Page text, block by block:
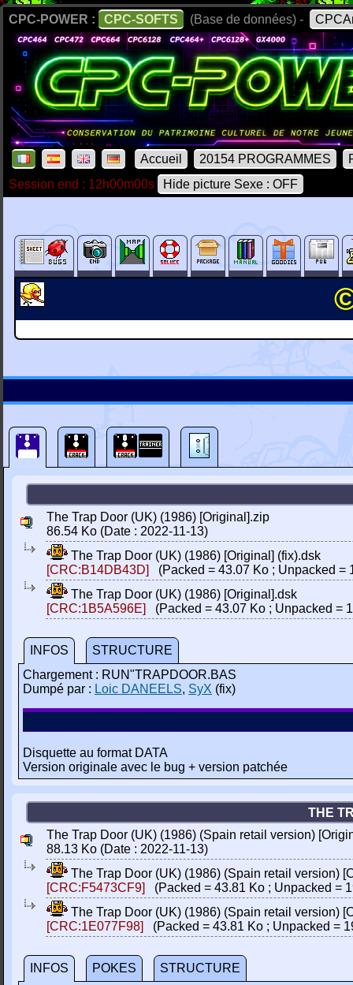
CPC-POWER : CPC-SOFTS (Base de données) -
Accueil 20154 PROGRAMMES
Session end : 12h00m00s
Hide picture Sexe : OFF
The Trap Door (UK) (1986) [Original].zip
86.54 Ko (Date : 2022-11-13)
The Trap Door (UK) (1986) [Original] (fix).dsk
[CRC:B14DB43D]
(Packed = 43.07 Ko ; Unpacked =
The Trap Door (UK) (1986) [Original].dsk
[CRC:1B5A596E]
(Packed = 43.07 Ko ; Unpacked =
INFOS
STRUCTURE
Chargement : RUN"TRAPDOOR.BAS
Dumpé par : Loic DANEELS, SyX (fix)
Disquette au format DATA
Version originale avec le bug + version patchée
THE
The Trap Door (UK) (1986) (Spain retail version)
88.13 Ko (Date : 2022-11-13)
The Trap Door (UK) (1986) (Spain retail version)
[CRC:F5473CF9]
(Packed = 43.81 Ko ; Unpacked =
The Trap Door (UK) (1986) (Spain retail version)
[CRC:1E077F98]
(Packed = 43.81 Ko ; Unpacked =
INFOS POKES
STRUCTURE